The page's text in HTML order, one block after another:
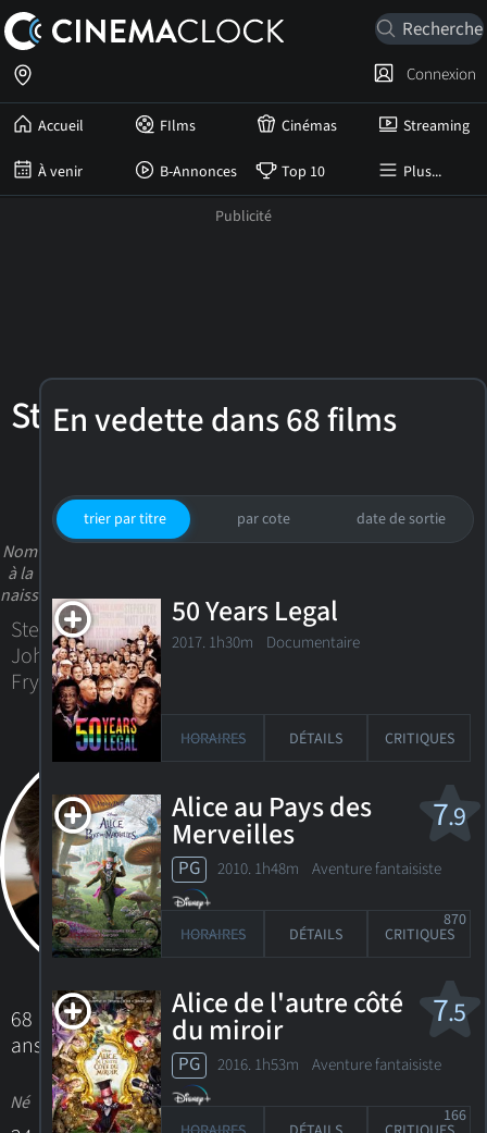
Accueil FIlms Cinémas Streaming
À venir B-Annonces Top 10 Plus...
Connexion
Stephen
Nom
à la
naissance
Stephen
John
Fry
68
ans
Né
En vedette dans 68 films
trier par titre par cote date de sortie
50 Years Legal
2017. 1h30m Documentaire
HORAIRES DÉTAILS CRITIQUES
7.9
Alice au Pays des
Merveilles
PG 2010. 1h48m Aventure fantaisiste
HORAIRES DÉTAILS CRITIQUES
870
7.5
Alice de l'autre côté
du miroir
PG 2016. 1h53m Aventure fantaisiste
166